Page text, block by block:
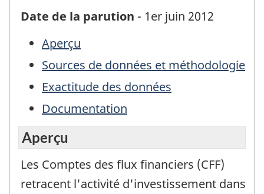
Date de la parution - 1er juin 2012
Aperçu
Sources de données et méthodologie
Exactitude des données
Documentation
Aperçu
Les Comptes des flux financiers (CFF)
retracent l'activité d'investissement dans